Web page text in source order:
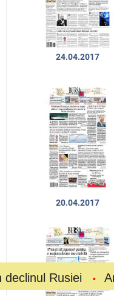
Analiză:
24.04.2017
20.04.2017